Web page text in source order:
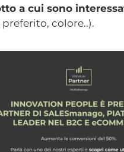
a cui sono
colore..).